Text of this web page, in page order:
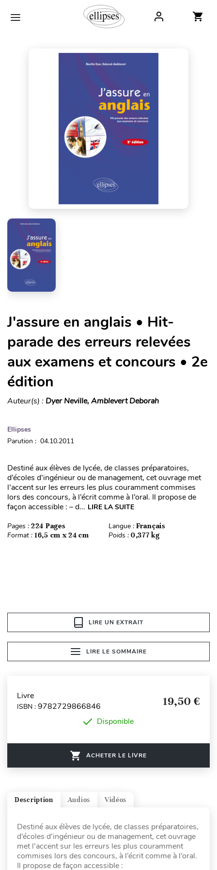
J'assure en anglais • Hit-
parade des erreurs relevées
aux examens et concours • 2e
édition
Auteur(s) : Dyer Neville, Amblevert Deborah
Ellipses
Parution : 04.10.2011
Destiné aux élèves de lycée, de classes préparatoires,
d’écoles d’ingénieur ou de management, cet ouvrage met
l’accent sur les erreurs les plus couramment commises
lors des concours, à l’écrit comme à l’oral. Il propose de
façon accessible : – d... LIRE LA SUITE
Pages : 224 Pages Langue : Français
Format : 16,5 cm x 24 cm Poids : 0,377 kg
LIRE UN EXTRAIT
LIRE LE SOMMAIRE
Livre
ISBN : 9782729866846 19,50 €
Disponible
ACHETER LE LIVRE
Vidéos
Audios
Description
Destiné aux élèves de lycée, de classes préparatoires,
d’écoles d’ingénieur ou de management, cet ouvrage
met l’accent sur les erreurs les plus couramment
commises lors des concours, à l’écrit comme à l’oral.
Il propose de façon accessible :